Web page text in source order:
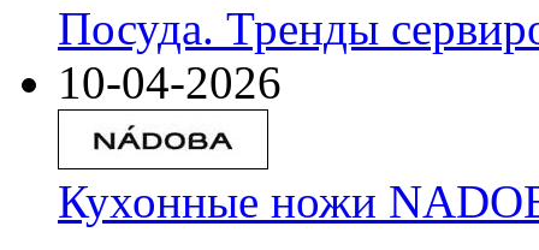
Посуда. Тренды
10-04-2026
Кухонные ножи